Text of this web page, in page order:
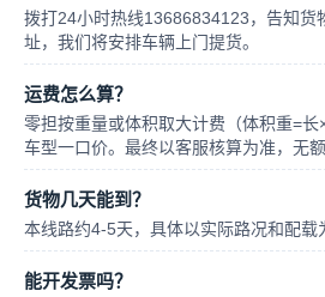
拨打24小时热线13686834123，告知货
址，我们将安排车辆上门提货。
运费怎么算？
零担按重量或体积取大计费（体积重=
车型一口价。最终以客服核算为准，无额
货物几天能到？
本线路约4-5天，具体以实际路况和配载
能开发票吗？